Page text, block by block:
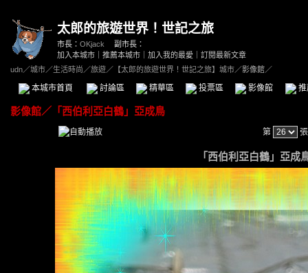
太郎的旅遊世界！世記之旅
市長： OKjack
副市長：
加入本城市
推薦本城市 加入我的最愛
訂閱最新文章
udn／城市／生活時尚 ／旅遊／ 【太郎的旅遊世界！世記之旅】城市／影像館／
本城市首頁 討論區 精華區 投票區 影像館
影像館／ 「西伯利亞白鶴」亞成鳥
第
「西伯利亞白鶴」亞成